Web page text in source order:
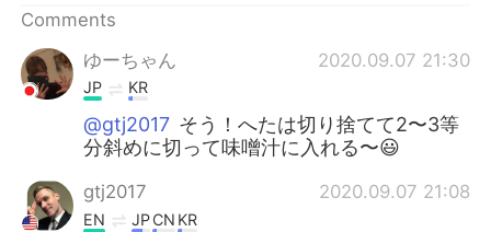
Comments
ゆーちゃん
2020.09.07 21:30
JP KR
@gtj2017 そう！へたは切り捨てて2〜3等
分斜めに切って味噌汁に入れる〜😃
gtj2017 2020.09.07 21:08
EN JPCN KR